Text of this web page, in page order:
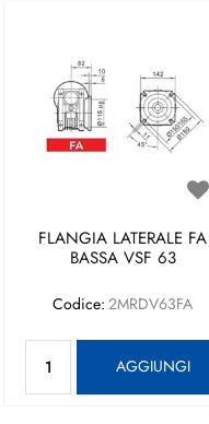
FLANGIA LATERALE FA
BASSA VSF 63
Codice: 2MRDV63FA
AGGIUNGI